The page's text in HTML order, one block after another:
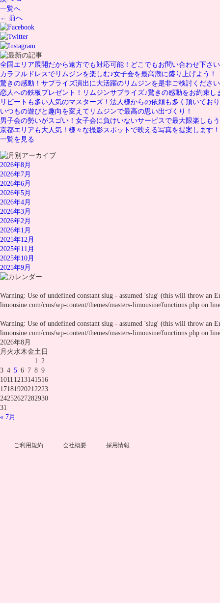
一覧へ
← 前へ
全国エリア展開だから遠方でも対応可能！どこでもお問い合わせ下さ
カラフルドレスでリムジンを楽しむ♪女子会を最高潮に盛り上げよう！
驚きの感動！サプライズ演出に大活躍のリムジンを是非ご検討くださ
恋人への鉄板プレゼント！リムジンサプライズ♪驚きの感動をお約束し
リピートも多い人気のマスターズ！法人様からの依頼も多く頂いてお
いつもの遊びと趣向を変えてリムジンで最高の思い出づくり！
男子会の勢いがスゴい！女子会に負けいないサービスで最大限楽しも
京都エリアも大人気！様々な撮影スポットで映える写真を提案します！
一覧を見る
2026年8月
2026年7月
2026年6月
2026年5月
2026年4月
2026年3月
2026年2月
2026年1月
2025年12月
2025年11月
2025年10月
2025年9月
Warning: Use of undefined constant slug - assumed 'slug' (this will throw an
limousine.com/cms/wp-content/themes/masters-limousine/functions.php on
Warning: Use of undefined constant slug - assumed 'slug' (this will throw an
limousine.com/cms/wp-content/themes/masters-limousine/functions.php on
2026年8月
月 火水木金土 日
« 7月
1 2
3 4 5 6 7 8 9
1011 1213141516
17181920212223
24252627282930
31
ご利用規約 会社概要 採用情報